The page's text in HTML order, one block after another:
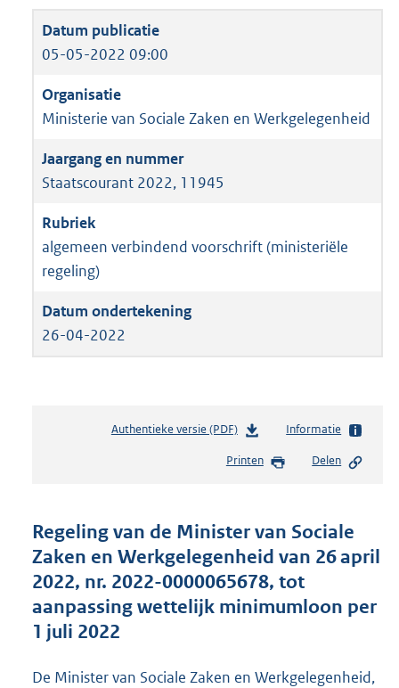
05-05-2022 09:00
Ministerie van Sociale Zaken en Werkgelegenheid
Staatscourant 2022, 11945
algemeen verbindend voorschrift (ministeriële
regeling)
26-04-2022
Authentieke versie (PDF)b
s
d
s
g
r
o
t
Informatie
Printen Delen
Regeling van de Minister van Sociale
Zaken en Werkgelegenheid van 26 april
2022, nr. 2022-0000065678, tot
aanpassing wettelijk minimumloon per
1 juli 2022
De Minister van Sociale Zaken en Werkgelegenheid,